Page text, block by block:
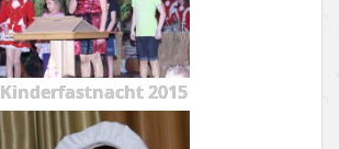
Kinderfastnacht 2015